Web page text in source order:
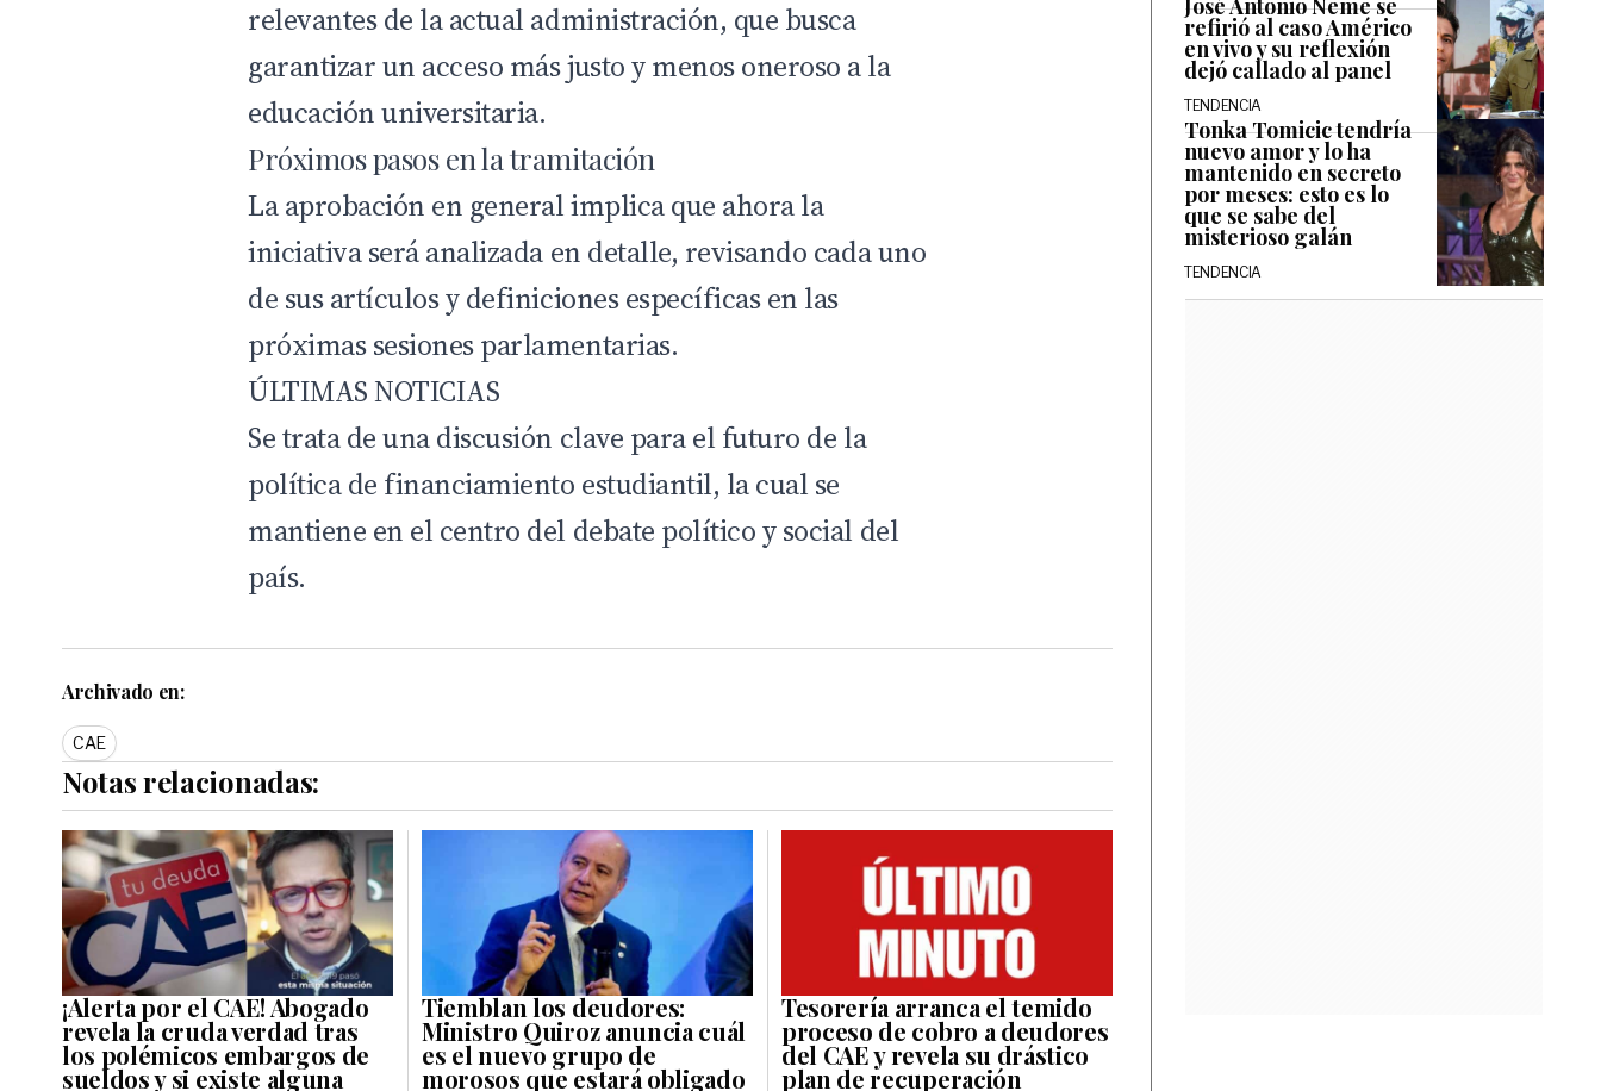
relevantes de la actual administración, que busca
garantizar un acceso más justo y menos oneroso a la
educación universitaria.
Próximos pasos en la tramitación
La aprobación en general implica que ahora la
iniciativa será analizada en detalle, revisando cada uno
de sus artículos y definiciones específicas en las
próximas sesiones parlamentarias.
ÚLTIMAS NOTICIAS
Se trata de una discusión clave para el futuro de la
política de financiamiento estudiantil, la cual se
mantiene en el centro del debate político y social del
país.
Archivado en:
CAE
Notas relacionadas:
¡Alerta por el CAE! Abogado
revela la cruda verdad tras
los polémicos embargos de
sueldos y si existe alguna
Tiemblan los deudores:
Ministro Quiroz anuncia cuál
es el nuevo grupo de
morosos que estará obligado
Tesorería arranca el temido
proceso de cobro a deudores
del CAE y revela su drástico
plan de recuperación
José Antonio Neme se
refirió al caso Américo
en vivo y su reflexión
dejó callado al panel
TENDENCIA
Tonka Tomicic tendría
nuevo amor y lo ha
mantenido en secreto
por meses: esto es lo
que se sabe del
misterioso galán
TENDENCIA